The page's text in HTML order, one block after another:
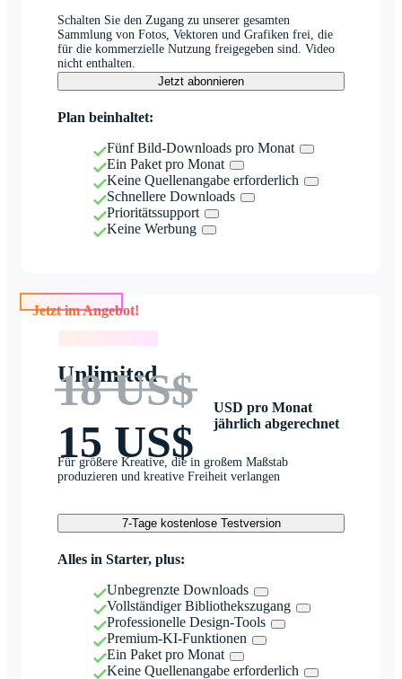
Schalten Sie den Zugang zu unserer gesamten
Sammlung von Fotos, Vektoren und Grafiken frei, die
für die kommerzielle Nutzung freigegeben sind. Video
nicht enthalten.
Jetzt abonnieren
Plan beinhaltet:
Fünf Bild-Downloads pro Monat
Ein Paket pro Monat
Keine Quellenangabe erforderlich
Schnellere Downloads
Prioritätssupport
Keine Werbung
Jetzt im Angebot!
Unlimited
18 US$
15 US$
USD pro Monat
jährlich abgerechnet
Für größere Kreative, die in großem Maßstab
produzieren und kreative Freiheit verlangen
7-Tage kostenlose Testversion
Alles in Starter, plus:
Unbegrenzte Downloads
Vollständiger Bibliothekszugang
Professionelle Design-Tools
Premium-KI-Funktionen
Ein Paket pro Monat
Keine Quellenangabe erforderlich